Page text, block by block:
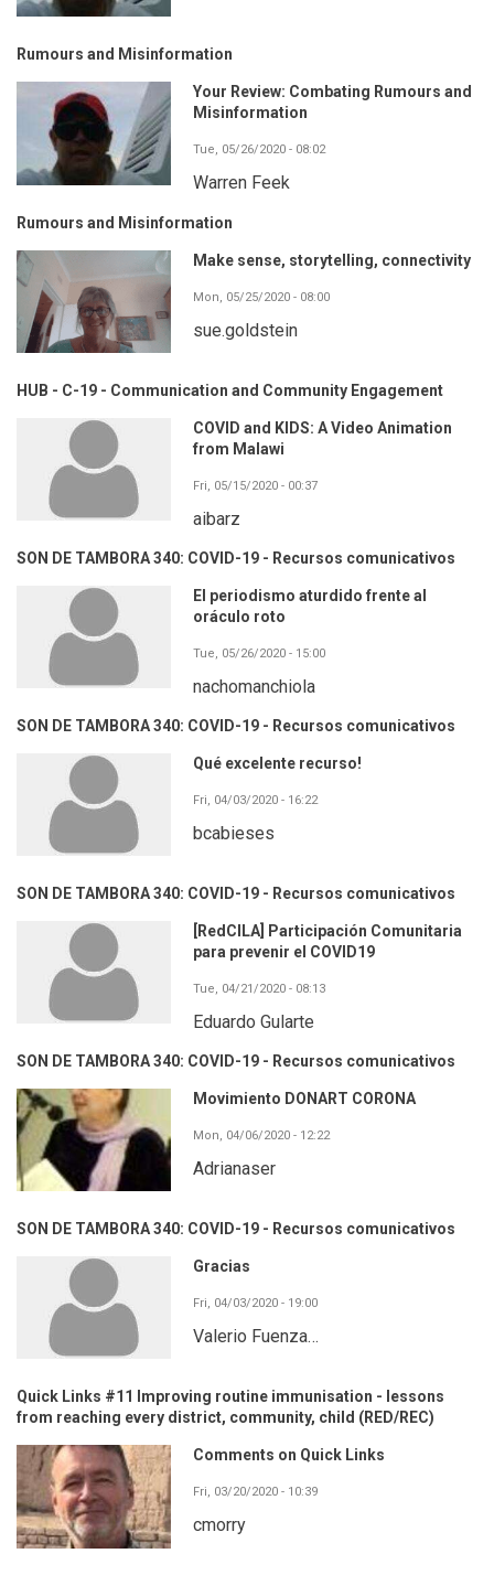
Rumours and Misinformation
Your Review: Combating Rumours and
Misinformation
Tue, 05/26/2020 - 08:02
Warren Feek
Rumours and Misinformation
Make sense, storytelling, connectivity
Mon, 05/25/2020 - 08:00
sue.goldstein
HUB - C-19 - Communication and Community Engagement
COVID and KIDS: A Video Animation
from Malawi
Fri, 05/15/2020 - 00:37
aibarz
SON DE TAMBORA 340: COVID-19 - Recursos comunicativos
El periodismo aturdido frente al
oráculo roto
Tue, 05/26/2020 - 15:00
nachomanchiola
SON DE TAMBORA 340: COVID-19 - Recursos comunicativos
Qué excelente recurso!
Fri, 04/03/2020 - 16:22
bcabieses
SON DE TAMBORA 340: COVID-19 - Recursos comunicativos
[RedCILA] Participación Comunitaria
para prevenir el COVID19
Tue, 04/21/2020 - 08:13
Eduardo Gularte
SON DE TAMBORA 340: COVID-19 - Recursos comunicativos
Movimiento DONART CORONA
Mon, 04/06/2020 - 12:22
Adrianaser
SON DE TAMBORA 340: COVID-19 - Recursos comunicativos
Gracias
Fri, 04/03/2020 - 19:00
Valerio Fuenza…
Quick Links #11 Improving routine immunisation - lessons
from reaching every district, community, child (RED/REC)
Comments on Quick Links
Fri, 03/20/2020 - 10:39
cmorry